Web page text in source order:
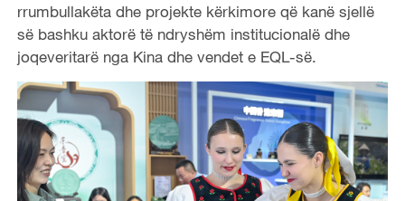
rrumbullakëta dhe projekte kërkimore që kanë sjellë
së bashku aktorë të ndryshëm institucionalë dhe
joqeveritarë nga Kina dhe vendet e EQL-së.